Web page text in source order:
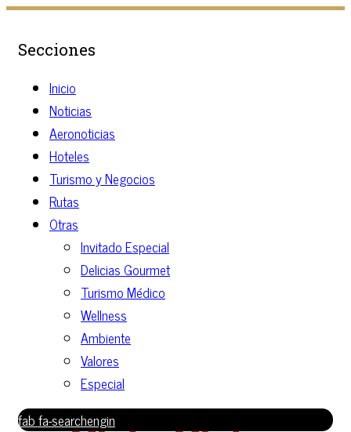
Secciones
Inicio
Noticias
Aeronoticias
Hoteles
Turismo y Negocios
Rutas
Otras
Invitado Especial
Delicias Gourmet
Turismo Médico
Wellness
Ambiente
Valores
Especial
fab fa-searchengin